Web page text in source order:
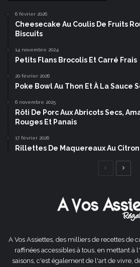
6 février 2026
Cheesecake Au Coulis De Fruits
Biscuits
14 novembre 2024
Petits Flans Brocolis Et Carré Frais
20 février 2026
Poke Bowl Au Thon Et À La Sauce
6 novembre 2025
Rôti De Porc Aux Abricots Secs,
Rouges Et Panais
17 février 2026
Rillettes De Maquereaux Au Citron
Page
A Vos Assiettes, des milliers de recettes de
raffinées accessibles à tous, en mettant à
saisons, c'est également de l'art de vivre,